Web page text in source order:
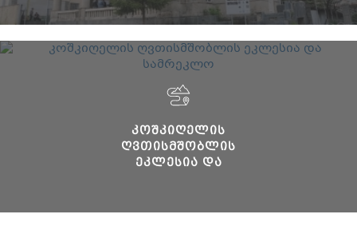
ᲙᲝᲨᲙᲘᲦᲔᲚᲘᲡ
ᲦᲕᲗᲘᲡᲛᲨᲝᲑᲚᲘᲡ
ᲔᲙᲚᲔᲡᲘᲐ ᲓᲐ